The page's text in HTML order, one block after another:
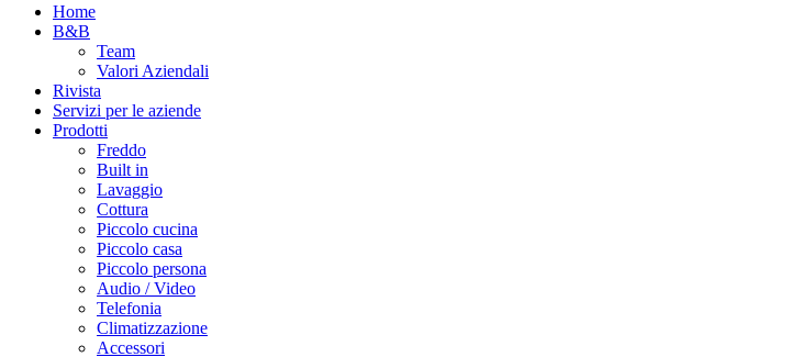
Home
B&B
Team
Valori Aziendali
Rivista
Servizi per le aziende
Prodotti
Freddo
Built in
Lavaggio
Cottura
Piccolo cucina
Piccolo casa
Piccolo persona
Audio / Video
Telefonia
Climatizzazione
Accessori